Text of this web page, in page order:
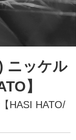
ニッケル
】
HASI HATO/